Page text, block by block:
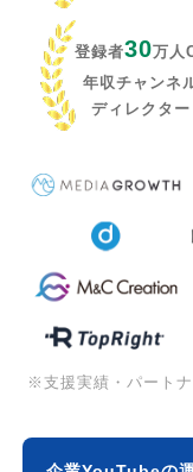
登録者30万人
年収チャンネ
ディレクター
※支援実績・パートナ